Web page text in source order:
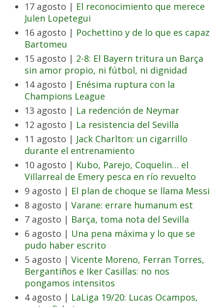
17 agosto | El reconocimiento que merece
Julen Lopetegui
16 agosto | Pochettino y de lo que es capaz
Bartomeu
15 agosto | 2-8: El Bayern tritura un Barça
sin amor propio, ni fútbol, ni dignidad
14 agosto | Enésima ruptura con la
Champions League
13 agosto | La redención de Neymar
12 agosto | La resistencia del Sevilla
11 agosto | Jack Charlton: un cigarrillo
durante el entrenamiento
10 agosto | Kubo, Parejo, Coquelin… el
Villarreal de Emery pesca en río revuelto
9 agosto | El plan de choque se llama Messi
8 agosto | Varane: errare humanum est
7 agosto | Barça, toma nota del Sevilla
6 agosto | Una pena máxima y lo que se
pudo haber escrito
5 agosto | Vicente Moreno, Ferran Torres,
Bergantiños e Iker Casillas: no nos
pongamos intensitos
4 agosto | LaLiga 19/20: Lucas Ocampos,